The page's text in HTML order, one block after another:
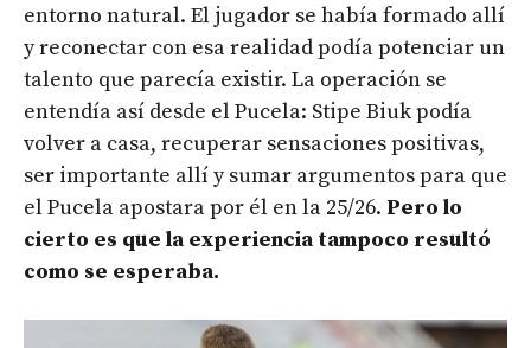
entorno natural. El jugador se había formado allí
y reconectar con esa realidad podía potenciar un
talento que parecía existir. La operación se
entendía así desde el Pucela: Stipe Biuk podía
volver a casa, recuperar sensaciones positivas,
ser importante allí y sumar argumentos para que
el Pucela apostara por él en la 25/26. Pero lo
cierto es que la experiencia tampoco resultó
como se esperaba.